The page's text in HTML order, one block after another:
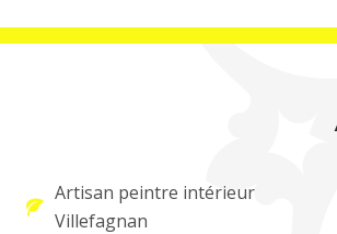
Artisan peintre intérieur
Villefagnan